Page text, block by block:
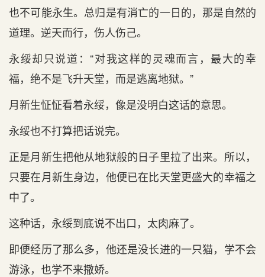
也不可能永生。总归是有消亡的一日的，那是自然的
道理。逆天而行，伤人伤己。
永绥却只说道：“对我这样的灵魂而言，最大的幸
福，绝不是飞升天堂，而是逃离地狱。”
月新生怔怔看着永绥，像是没明白这话的意思。
永绥也不打算把话说完。
正是月新生把他从地狱般的日子里拉了出来。所以，
只要在月新生身边，他便已在比天堂更盛大的幸福之
中了。
这种话，永绥到底说不出口，太肉麻了。
即便经历了那么多，他还是没长进的一只猫，学不会
游泳，也学不来撒娇。